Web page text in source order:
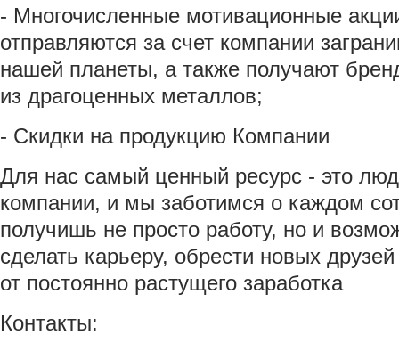
- Многочисленные мотивационные
отправляются за счет компании
нашей планеты, а также получают
из драгоценных металлов;
- Скидки на продукцию Компании
Для нас самый ценный ресурс - это
компании, и мы заботимся о каждом
получишь не просто работу, но и
сделать карьеру, обрести новых
от постоянно растущего заработка
Контакты: